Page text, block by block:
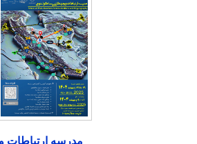
مدرسه ارتباطات و